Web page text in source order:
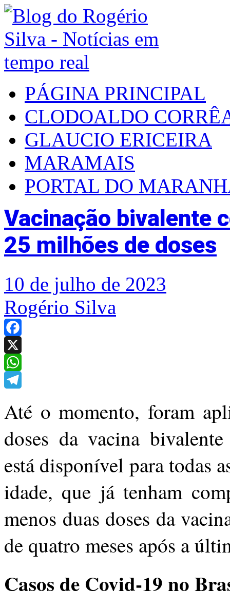
PÁGINA PRINCIPAL
CLODOALDO
GLAUCIO ERICEIRA
MARAMAIS
PORTAL DO
Vacinação bivalente
25 milhões de doses
10 de julho de 2023
Rogério Silva
Facebook
X
WhatsApp
Até o momento, foram
doses da vacina
está disponível para todas
idade, que já tenham
menos duas doses da
de quatro meses após a
Casos de Covid-19 no